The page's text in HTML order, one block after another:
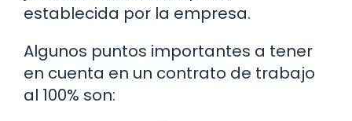
establecida por la empresa.
Algunos puntos importantes a tener
en cuenta en un contrato de trabajo
al 100% son: